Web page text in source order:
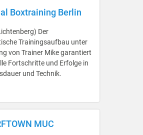
Boxtraining Berlin
Der
Trainingsaufbau unter
von Trainer Mike garantiert
Fortschritte und Erfolge in
und Technik.
MUC